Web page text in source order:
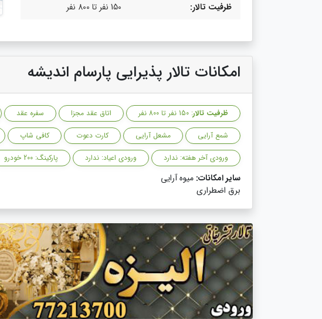
ظرفیت تالار: 150 نفر تا 800 نفر
امکانات تالار پذیرایی پارسام اندیشه
ظرفیت تالار: 150 نفر تا 800 نفر اتاق عقد مجزا سفره عقد
شمع آرایی
مشعل آرایی کارت دعوت کافی شاپ
ورودی آخر هفته: ندارد
ورودی اعیاد: ندارد پارکینگ: 200 خودرو
سایر امکانات: میوه آرایی
برق اضطراری